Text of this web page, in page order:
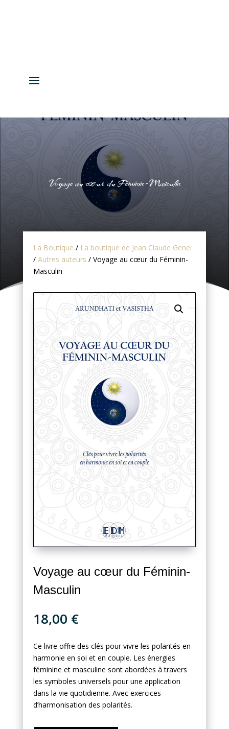
Voyage au cœur du Féminin-Masculin
La Boutique / La boutique de Jean Claude Genel
/ Autres auteurs / Voyage au cœur du Féminin-
Masculin
Voyage au cœur du Féminin-
Masculin
18,00 €
Ce livre offre des clés pour vivre les polarités en
harmonie en soi et en couple. Les énergies
féminine et masculine sont abordées à travers
les symboles universels pour une application
dans la vie quotidienne. Avec exercices
d’harmonisation des polarités.